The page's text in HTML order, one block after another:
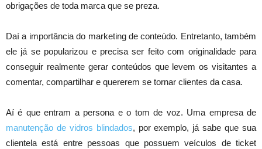
obrigações de toda marca que se preza.
Daí a importância do marketing de conteúdo. Entretanto, também
ele já se popularizou e precisa ser feito com originalidade para
conseguir realmente gerar conteúdos que levem os visitantes a
comentar, compartilhar e quererem se tornar clientes da casa.
Aí é que entram a persona e o tom de voz. Uma empresa de
manutenção de vidros blindados, por exemplo, já sabe que sua
clientela está entre pessoas que possuem veículos de ticket